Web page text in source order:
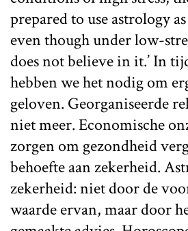
prepared to use astrology
even though under low-
does not believe in it.’ In
hebben we het nodig om
geloven. Georganiseerde
niet meer. Economische
zorgen om gezondheid
behoefte aan zekerheid.
zekerheid: niet door de
waarde ervan, maar door